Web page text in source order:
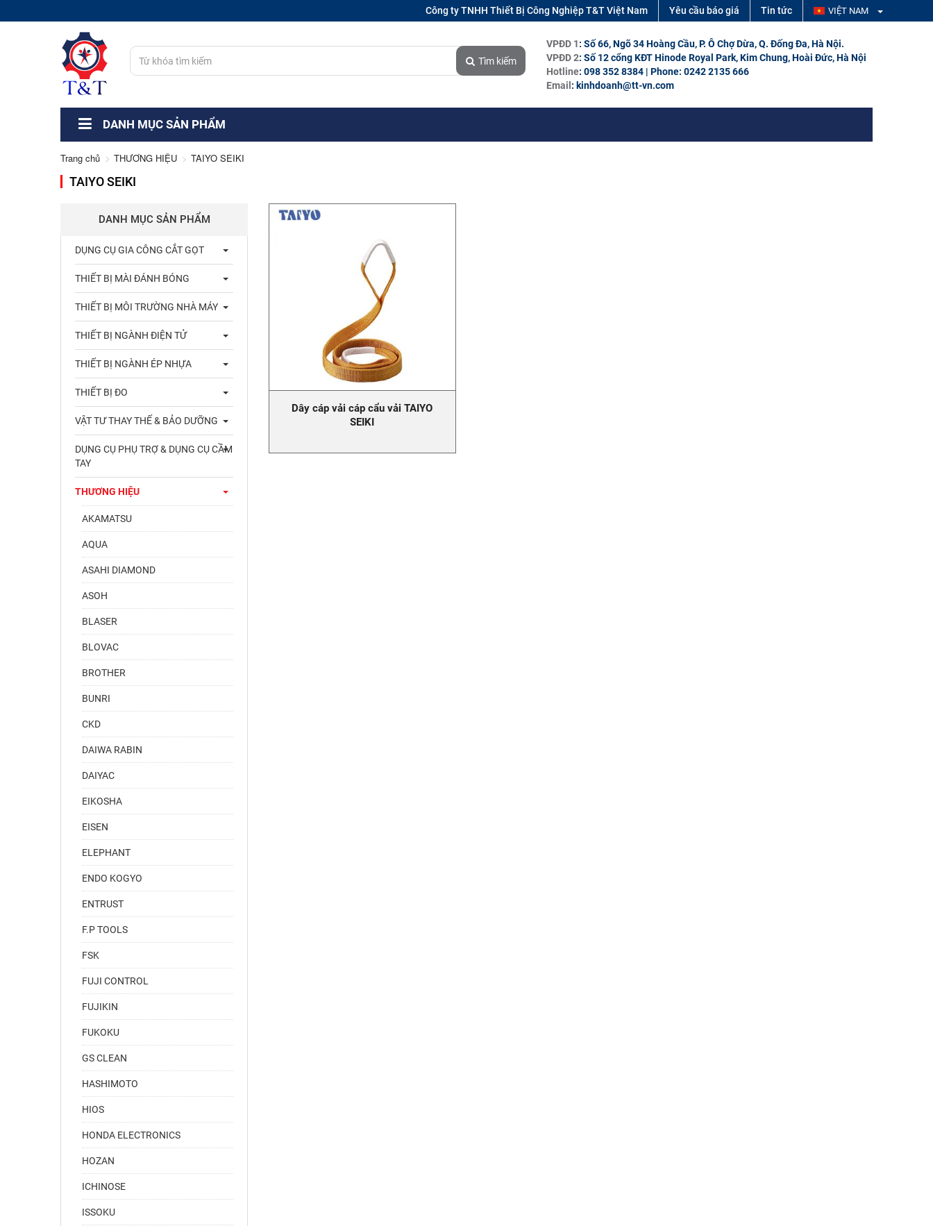
Công ty TNHH Thiết Bị Công Nghiệp T&T Việt Nam Yêu cầu báo giá Tin tức VIỆT NAM
Tìm kiếm
VPĐD 1: Số 66, Ngõ 34 Hoàng Cầu, P. Ô Chợ Dừa, Q. Đống Đa, Hà Nội.
VPĐD 2: Số 12 cổng KĐT Hinode Royal Park, Kim Chung, Hoài Đức, Hà Nội
Hotline: 098 352 8384 | Phone: 0242 2135 666
Email : kinhdoanh@tt-vn.com
DANH MỤC SẢN PHẨM
Trang chủ THƯƠNG HIỆU TAIYO SEIKI
TAIYO SEIKI
DANH MỤC SẢN PHẨM
DỤNG CỤ GIA CÔNG CẮT GỌT
THIẾT BỊ MÀI ĐÁNH BÓNG
THIẾT BỊ MÔI TRƯỜNG NHÀ MÁY
THIẾT BỊ NGÀNH ĐIỆN TỬ
THIẾT BỊ NGÀNH ÉP NHỰA
THIẾT BỊ ĐO
VẬT TƯ THAY THẾ & BẢO DƯỠNG
DỤNG CỤ PHỤ TRỢ & DỤNG CỤ CẦM
TAY
THƯƠNG HIỆU
AKAMATSU
AQUA
ASAHI DIAMOND
ASOH
BLASER
BLOVAC
BROTHER
BUNRI
CKD
DAIWA RABIN
DAIYAC
EIKOSHA
EISEN
ELEPHANT
ENDO KOGYO
ENTRUST
F.P TOOLS
FSK
FUJI CONTROL
FUJIKIN
FUKOKU
GS CLEAN
HASHIMOTO
HIOS
HONDA ELECTRONICS
HOZAN
ICHINOSE
ISSOKU
Dây cáp vải cáp cẩu vải TAIYO
SEIKI